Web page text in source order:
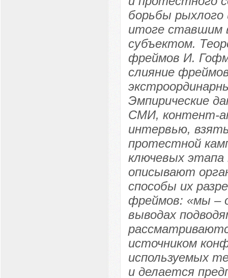
борьбы рыхлого
итоге ставшим
субъектом.
фреймов И.
слияние
Эмпирические
СМИ, контент-
интервью,
протестной
ключевых этапа
описывают
способы их
фреймов: «мы –
выводах
источником
используемых
и делается